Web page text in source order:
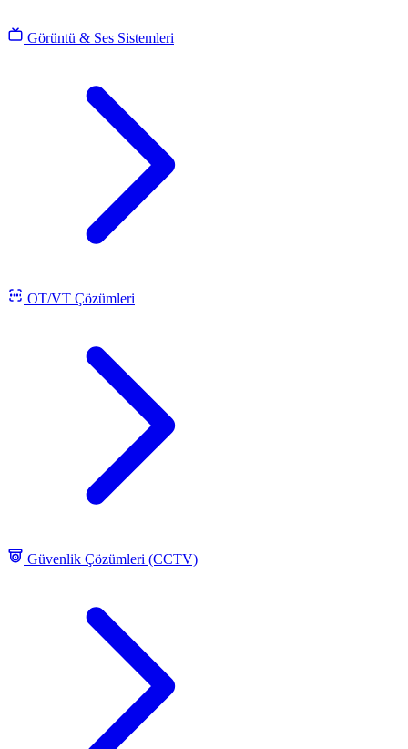
Görüntü & Ses Sistemleri
OT/VT Çözümleri
Güvenlik Çözümleri (CCTV)